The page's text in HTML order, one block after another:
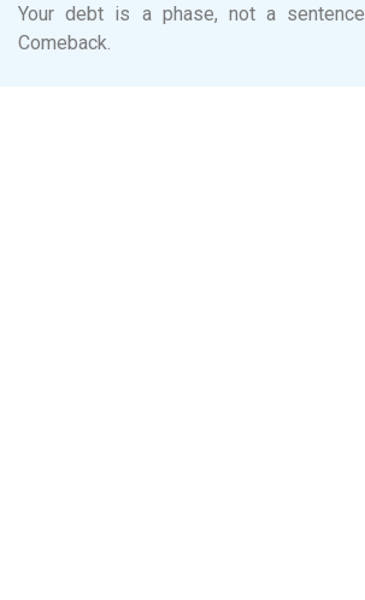
Your debt is a phase, not a
Comeback.